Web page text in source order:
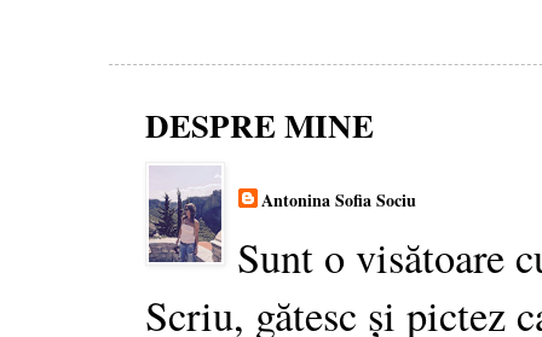
DESPRE MINE
Antonina Sofia Sociu
Sunt o visătoare
Scriu, gătesc și pictez